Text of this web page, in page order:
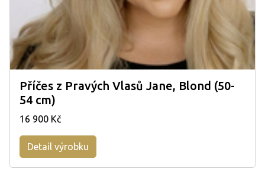
Příčes z Pravých Vlasů Jane, Blond (50-
54 cm)
16 900 Kč
Detail výrobku